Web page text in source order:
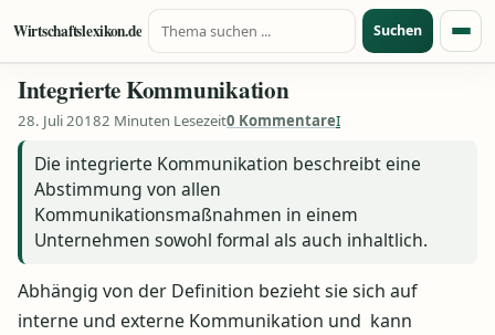
Zum Inhalt springen
Wirtschaftslexikon.de
Suche nach:
Suchen
Integrierte Kommunikation
28. Juli 20182 Minuten Lesezeit0 KommentareI
Die integrierte Kommunikation beschreibt eine
Abstimmung von allen
Kommunikationsmaßnahmen in einem
Unternehmen sowohl formal als auch inhaltlich.
Abhängig von der Definition bezieht sie sich auf
interne und externe Kommunikation und kann